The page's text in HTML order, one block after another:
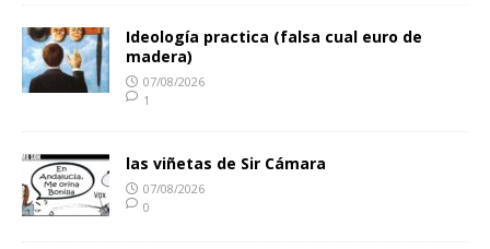
Ideología practica (falsa cual euro de
madera)
07/08/2026
1
las viñetas de Sir Cámara
07/08/2026
0